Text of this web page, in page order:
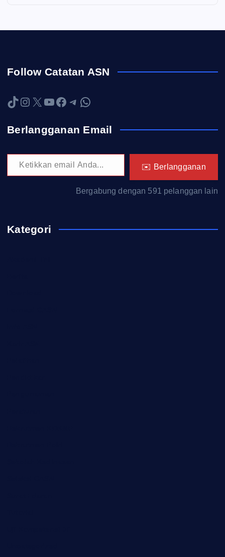
Follow Catatan ASN
TikTok Instagram X YouTube Facebook Telegram WhatsApp
Berlangganan Email
Ketikkan email Anda...
✉️ Berlangganan
Bergabung dengan 591 pelanggan lain
Kategori